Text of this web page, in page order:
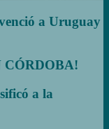
a Uruguay
CÓRDOBA!
a la